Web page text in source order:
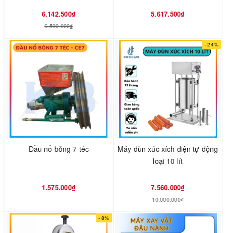
6.142.500₫
6.500.000₫
5.617.500₫
Đầu nổ bỏng 7 téc
1.575.000₫
- 24%
Máy đùn xúc xích điện tự động
loại 10 lít
7.560.000₫
10.000.000₫
- 8%